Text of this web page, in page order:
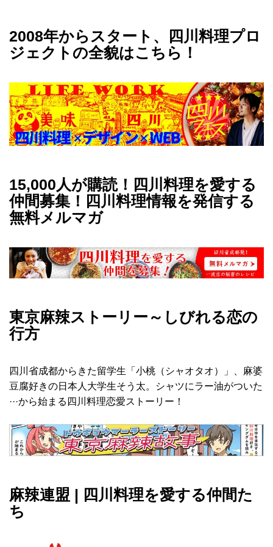
2008年からスタート、四川料理プロ
ジェクトの全貌はこちら！
15,000人が購読！四川料理を愛する
仲間募集！四川料理情報を発信する
無料メルマガ
東京麻辣ストーリー～しびれる恋の
行方
四川省成都からきた留学生「小桃（シャオタオ）」、麻婆
豆腐好きの日本人大学生そう太。シャツにラー油がついた
···から始まる四川料理恋愛ストーリー！
麻辣連盟 | 四川料理を愛する仲間た
ち